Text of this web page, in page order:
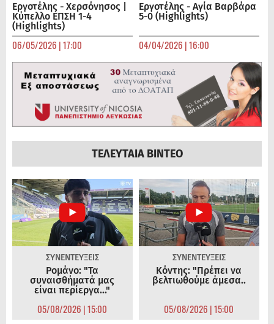
Εργοτέλης - Χερσόνησος |
Κύπελλο ΕΠΣΗ 1-4
(Highlights)
06/05/2026 | 17:00
Εργοτέλης - Αγία Βαρβάρα
5-0 (Highlights)
04/04/2026 | 16:00
ΤΕΛΕΥΤΑΙΑ ΒΙΝΤΕΟ
ΣΥΝΕΝΤΕΥΞΕΙΣ
Ρομάνο: "Τα
συναισθήματά μας
είναι περίεργα..."
05/08/2026 | 15:00
ΣΥΝΕΝΤΕΥΞΕΙΣ
Κόντης: "Πρέπει να
βελτιωθούμε άμεσα..
05/08/2026 | 15:00